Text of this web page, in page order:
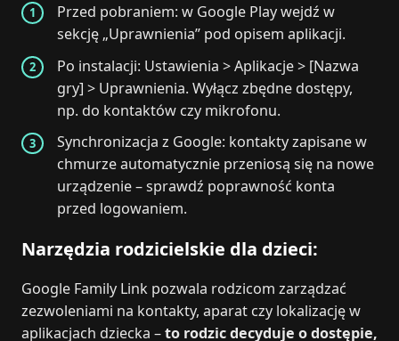
Przed pobraniem: w Google Play wejdź w
sekcję „Uprawnienia” pod opisem aplikacji.
Po instalacji: Ustawienia > Aplikacje > [Nazwa
gry] > Uprawnienia. Wyłącz zbędne dostępy,
np. do kontaktów czy mikrofonu.
Synchronizacja z Google: kontakty zapisane w
chmurze automatycznie przeniosą się na nowe
urządzenie – sprawdź poprawność konta
przed logowaniem.
Narzędzia rodzicielskie dla dzieci:
Google Family Link pozwala rodzicom zarządzać
zezwoleniami na kontakty, aparat czy lokalizację w
aplikacjach dziecka –to rodzic decyduje o dostępie,